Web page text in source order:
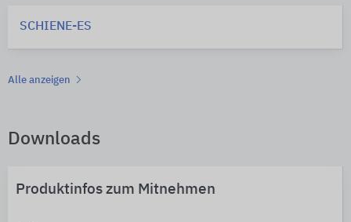
SCHIENE-ES
Alle anzeigen
Downloads
Produktinfos zum Mitnehmen